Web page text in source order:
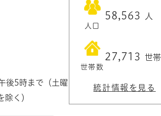
後5時まで（土曜
く）
人口
58,563 人
世帯数
27,713 世帯
統計情報を見る